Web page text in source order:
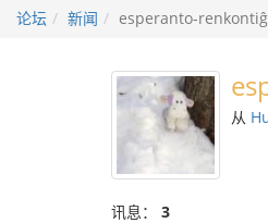
论坛 新闻 esperanto-
从
讯息： 3